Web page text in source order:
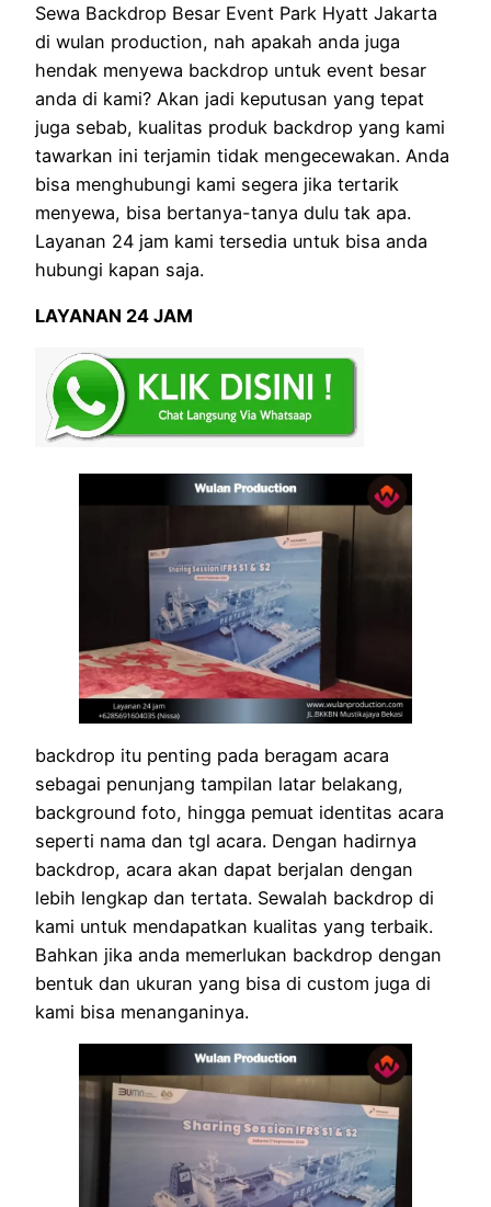
Sewa Backdrop Besar Event Park Hyatt Jakarta
di wulan production, nah apakah anda juga
hendak menyewa backdrop untuk event besar
anda di kami? Akan jadi keputusan yang tepat
juga sebab, kualitas produk backdrop yang kami
tawarkan ini terjamin tidak mengecewakan. Anda
bisa menghubungi kami segera jika tertarik
menyewa, bisa bertanya-tanya dulu tak apa.
Layanan 24 jam kami tersedia untuk bisa anda
hubungi kapan saja.
LAYANAN 24 JAM
backdrop itu penting pada beragam acara
sebagai penunjang tampilan latar belakang,
background foto, hingga pemuat identitas acara
seperti nama dan tgl acara. Dengan hadirnya
backdrop, acara akan dapat berjalan dengan
lebih lengkap dan tertata. Sewalah backdrop di
kami untuk mendapatkan kualitas yang terbaik.
Bahkan jika anda memerlukan backdrop dengan
bentuk dan ukuran yang bisa di custom juga di
kami bisa menanganinya.